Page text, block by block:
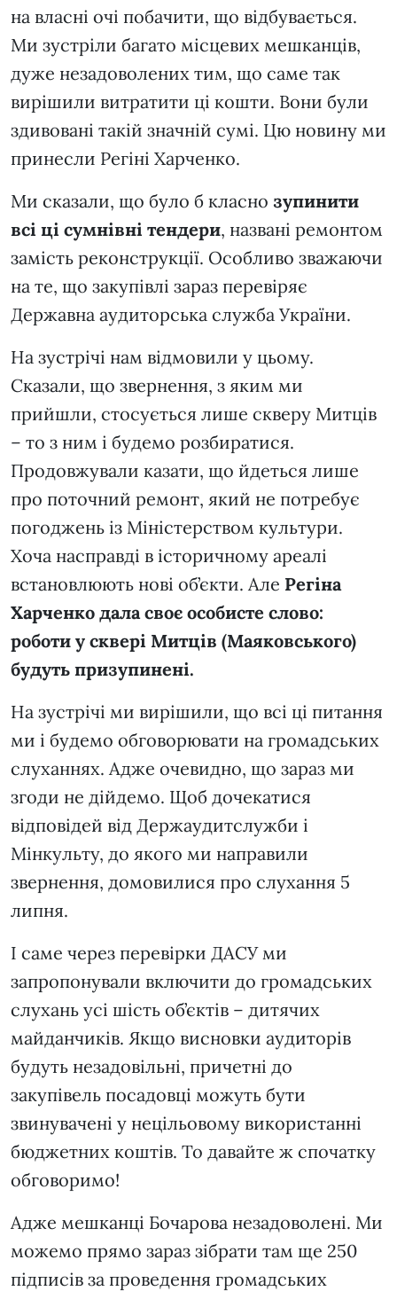
на власні очі побачити, що відбувається.
Ми зустріли багато місцевих мешканців,
дуже незадоволених тим, що саме так
вирішили витратити ці кошти. Вони були
здивовані такій значній сумі. Цю новину ми
принесли Регіні Харченко.
Ми сказали, що було б класно зупинити
всі ці сумнівні тендери, названі ремонтом
замість реконструкції. Особливо зважаючи
на те, що закупівлі зараз перевіряє
Державна аудиторська служба України.
На зустрічі нам відмовили у цьому.
Сказали, що звернення, з яким ми
прийшли, стосується лише скверу Митців
– то з ним і будемо розбиратися.
Продовжували казати, що йдеться лише
про поточний ремонт, який не потребує
погоджень із Міністерством культури.
Хоча насправді в історичному ареалі
встановлюють нові об’єкти. Але Регіна
Харченко дала своє особисте слово:
роботи у сквері Митців (Маяковського)
будуть призупинені.
На зустрічі ми вирішили, що всі ці питання
ми і будемо обговорювати на громадських
слуханнях. Адже очевидно, що зараз ми
згоди не дійдемо. Щоб дочекатися
відповідей від Держаудитслужби і
Мінкульту, до якого ми направили
звернення, домовилися про слухання 5
липня.
І саме через перевірки ДАСУ ми
запропонували включити до громадських
слухань усі шість об’єктів – дитячих
майданчиків. Якщо висновки аудиторів
будуть незадовільні, причетні до
закупівель посадовці можуть бути
звинувачені у нецільовому використанні
бюджетних коштів. То давайте ж спочатку
обговоримо!
Адже мешканці Бочарова незадоволені. Ми
можемо прямо зараз зібрати там ще 250
підписів за проведення громадських